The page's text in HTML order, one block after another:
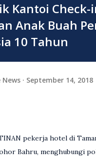
Kantoi
Anak Buah
10 Tahun
News September 14, 2018
pekerja hotel di
Bahru, menghubungi